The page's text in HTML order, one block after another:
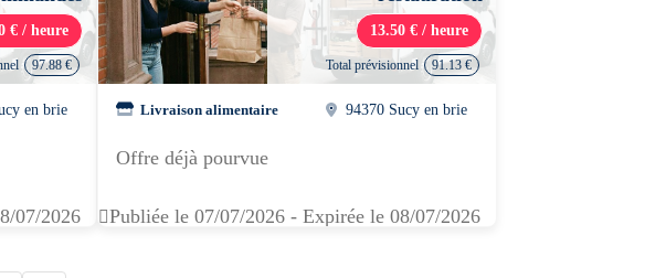
€ / heure
97.88 €
en brie
07/2026
13.50 € / heure
Total prévisionnel 91.13 €
Livraison alimentaire 94370 Sucy en brie
Offre déjà pourvue
Publiée le 07/07/2026 - Expirée le 08/07/2026